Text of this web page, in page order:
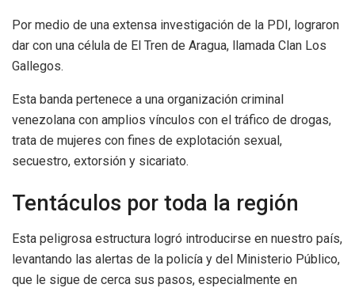
Por medio de una extensa investigación de la PDI, lograron
dar con una célula de El Tren de Aragua, llamada Clan Los
Gallegos.
Esta banda pertenece a una organización criminal
venezolana con amplios vínculos con el tráfico de drogas,
trata de mujeres con fines de explotación sexual,
secuestro, extorsión y sicariato.
Tentáculos por toda la región
Esta peligrosa estructura logró introducirse en nuestro país,
levantando las alertas de la policía y del Ministerio Público,
que le sigue de cerca sus pasos, especialmente en